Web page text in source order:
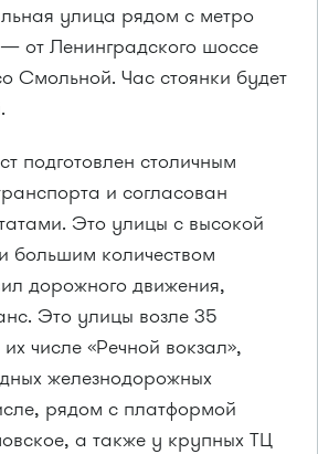
улица рядом с метро
от Ленинградского шоссе
Смольной. Час стоянки будет
подготовлен столичным
и согласован
Это улицы с высокой
большим количеством
дорожного движения,
Это улицы возле 35
числе «Речной вокзал»,
железнодорожных
рядом с платформой
а также у крупных ТЦ